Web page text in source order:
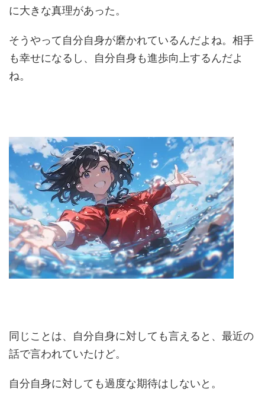
に大きな真理があった。
そうやって自分自身が磨かれているんだよね。相手
も幸せになるし、自分自身も進歩向上するんだよ
ね。
同じことは、自分自身に対しても言えると、最近の
話で言われていたけど。
自分自身に対しても過度な期待はしないと。